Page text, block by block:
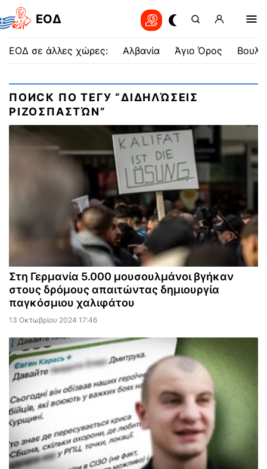
EOΔ
ΕΟΔ σε άλλες χώρες: Αλβανία Άγιο Όρος
ПОИСК ПО ТЕГУ “ΔΙΔΗΛΏΣΕΙΣ
ΡΙΖΟΣΠΑΣΤΏΝ”
Στη Γερμανία 5.000 μουσουλμάνοι βγήκαν
στους δρόμους απαιτώντας δημιουργία
παγκόσμιου χαλιφάτου
13 Οκτωβρίου 2024 17:46